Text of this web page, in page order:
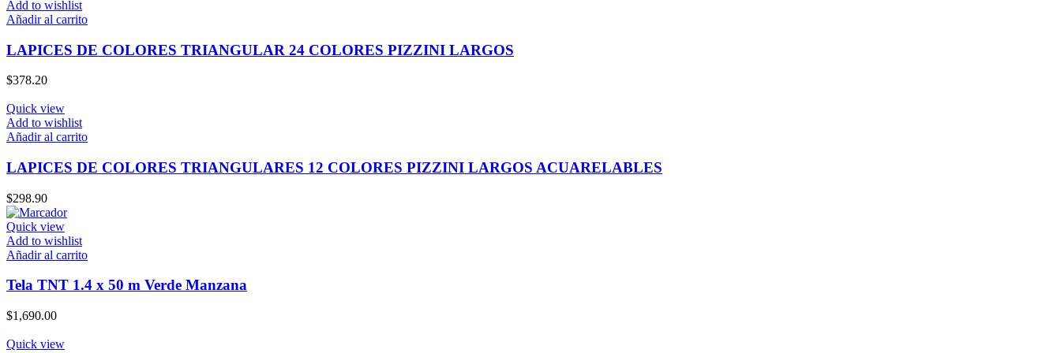
Add to wishlist
Añadir al carrito
LAPICES DE COLORES TRIANGULAR 24 COLORES PIZZINI LARGOS
$378.20
Quick view
Add to wishlist
Añadir al carrito
LAPICES DE COLORES TRIANGULARES 12 COLORES PIZZINI LARGOS ACUARELABLES
$298.90
Quick view
Add to wishlist
Añadir al carrito
Tela TNT 1.4 x 50 m Verde Manzana
$1,690.00
Quick view